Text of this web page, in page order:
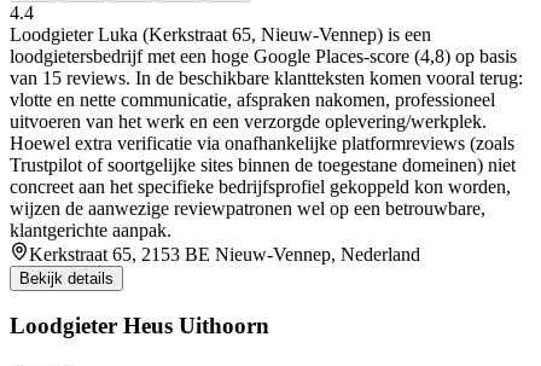
4.4
Loodgieter Luka (Kerkstraat 65, Nieuw-Vennep) is een
loodgietersbedrijf met een hoge Google Places-score (4,8) op basis
van 15 reviews. In de beschikbare klantteksten komen vooral terug:
vlotte en nette communicatie, afspraken nakomen, professioneel
uitvoeren van het werk en een verzorgde oplevering/werkplek.
Hoewel extra verificatie via onafhankelijke platformreviews (zoals
Trustpilot of soortgelijke sites binnen de toegestane domeinen) niet
concreet aan het specifieke bedrijfsprofiel gekoppeld kon worden,
wijzen de aanwezige reviewpatronen wel op een betrouwbare,
klantgerichte aanpak.
Kerkstraat 65, 2153 BE Nieuw-Vennep, Nederland
Bekijk details
Loodgieter Heus Uithoorn